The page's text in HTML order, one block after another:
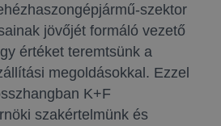
szektor
jövőjét formáló vezető
értéket teremtsünk a
megoldásokkal. Ezzel
K+F
szakértelmünk és